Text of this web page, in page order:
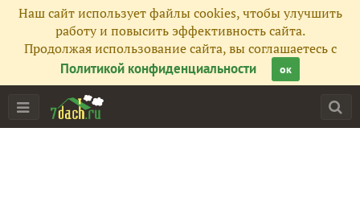
Наш сайт использует файлы cookies, чтобы улучшить
работу и повысить эффективность сайта.
Продолжая использование сайта, вы соглашаетесь с
Политикой конфиденциальности
ок